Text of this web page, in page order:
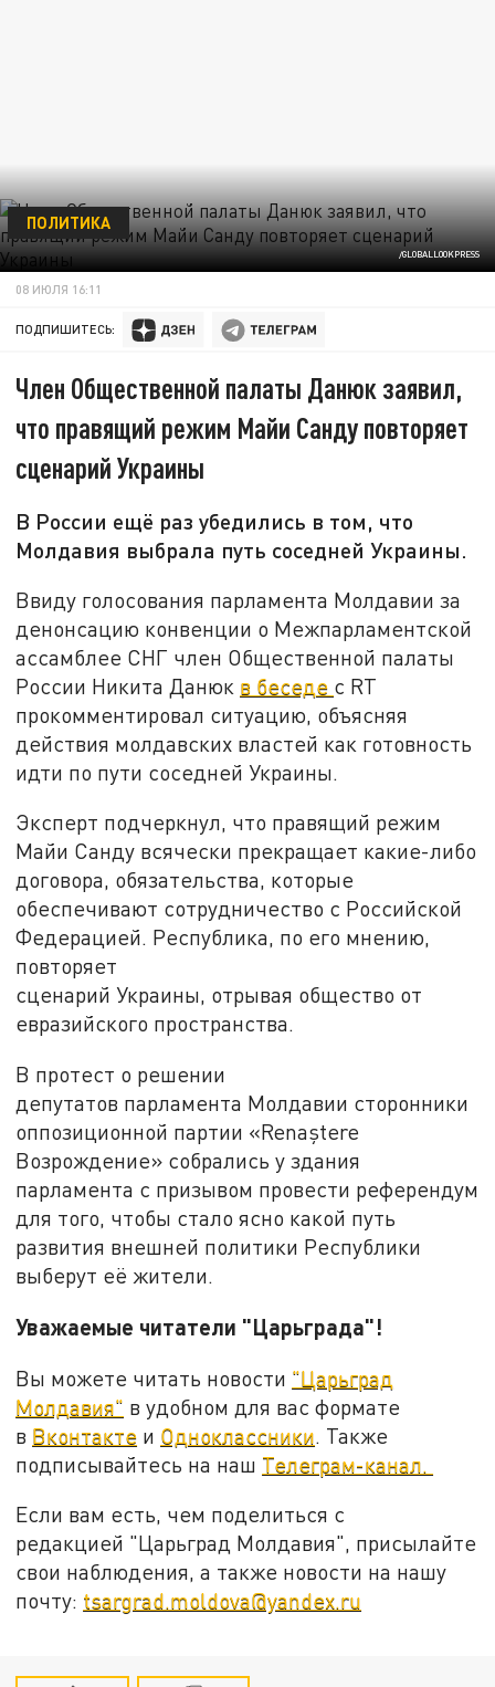
/GLOBALLOOKPRESS
ПОЛИТИКА
08 ИЮЛЯ 16:11
ПОДПИШИТЕСЬ:
Член Общественной палаты Данюк заявил,
что правящий режим Майи Санду повторяет
сценарий Украины
В России ещё раз убедились в том, что
Молдавия выбрала путь соседней Украины.
Ввиду голосования парламента Молдавии за
денонсацию конвенции о Межпарламентской
ассамблее СНГ член Общественной палаты
России Никита Данюк в беседе с RT
прокомментировал ситуацию, объясняя
действия молдавских властей как готовность
идти по пути соседней Украины.
Эксперт подчеркнул, что правящий режим
Майи Санду всячески прекращает какие-либо
договора, обязательства, которые
обеспечивают сотрудничество с Российской
Федерацией. Республика, по его мнению,
повторяет
сценарий Украины, отрывая общество от
евразийского пространства.
В протест о решении
депутатов парламента Молдавии сторонники
оппозиционной партии «Renaștere
Возрождение» собрались у здания
парламента с призывом провести референдум
для того, чтобы стало ясно какой путь
развития внешней политики Республики
выберут её жители.
Уважаемые читатели "Царьграда"!
Вы можете читать новости "Царьград
Молдавия" в удобном для вас формате
в Вконтакте и Одноклассники . Также
подписывайтесь на наш Телеграм-канал.
Если вам есть, чем поделиться с
редакцией "Царьград Молдавия", присылайте
свои наблюдения, а также новости на нашу
почту: tsargrad.moldova@yandex.ru